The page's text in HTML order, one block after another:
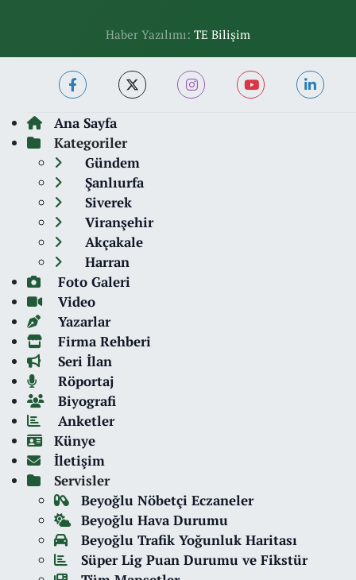
Haber Yazılımı: TE Bilişim
Ana Sayfa
Kategoriler
Gündem
Şanlıurfa
Siverek
Viranşehir
Akçakale
Harran
Foto Galeri
Video
Yazarlar
Firma Rehberi
Seri İlan
Röportaj
Biyografi
Anketler
Künye
İletişim
Servisler
Beyoğlu Nöbetçi Eczaneler
Beyoğlu Hava Durumu
Beyoğlu Trafik Yoğunluk Haritası
Süper Lig Puan Durumu ve Fikstür